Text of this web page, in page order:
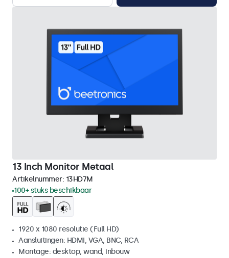
13 Inch Monitor Metaal
Artikelnummer: 13HD7M
100+ stuks beschikbaar
1920 x 1080 resolutie (Full HD)
Aansluitingen: HDMI, VGA, BNC, RCA
Montage: desktop, wand, inbouw